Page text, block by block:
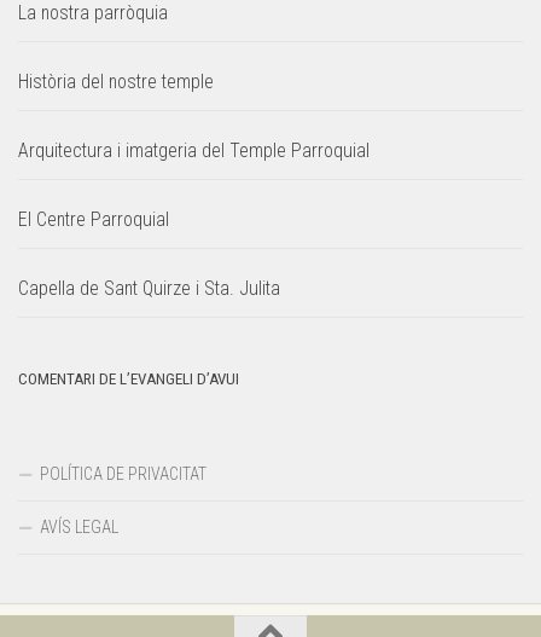
La nostra parròquia
Història del nostre temple
Arquitectura i imatgeria del Temple Parroquial
El Centre Parroquial
Capella de Sant Quirze i Sta. Julita
COMENTARI DE L’EVANGELI D’AVUI
POLÍTICA DE PRIVACITAT
AVÍS LEGAL